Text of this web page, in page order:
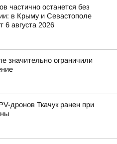
частично останется без
в Крыму и Севастополе
6 августа 2026
значительно ограничили
дронов Ткачук ранен при